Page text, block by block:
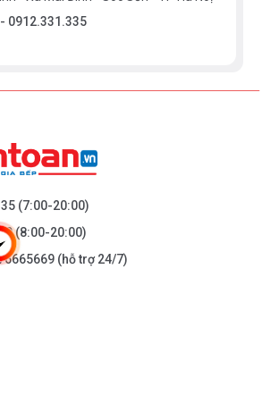
- 0912.331.335
(7:00-20:00)
(8:00-20:00)
(hỗ trợ 24/7)